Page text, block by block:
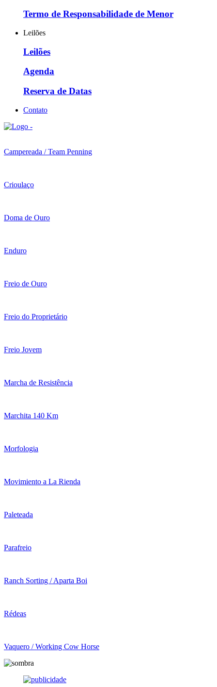
Termo de Responsabilidade de Menor
Leilões
Leilões
Agenda
Reserva de Datas
Contato
Campereada / Team Penning
Crioulaço
Doma de Ouro
Enduro
Freio de Ouro
Freio do Proprietário
Freio Jovem
Marcha de Resistência
Marchita 140 Km
Morfologia
Movimiento a La Rienda
Paleteada
Parafreio
Ranch Sorting / Aparta Boi
Rédeas
Vaquero / Working Cow Horse